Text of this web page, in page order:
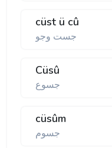
cüst ü cû
جست وجو
Cüsû
جسوع
cüsûm
جسوم